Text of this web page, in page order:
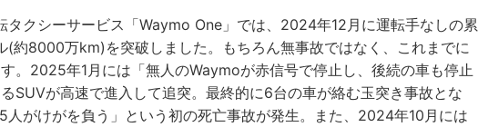
タクシーサービス「Waymo One」では、2024年12月に運転手なしの累
約8000万km)を突破しました。もちろん無事故ではなく、これまでに
。2025年1月には「無人のWaymoが赤信号で停止し、後続の車も停止
SUVが高速で進入して追突。最終的に6台の車が絡む玉突き事故とな
人がけがを負う」という初の死亡事故が発生。また、2024年10月には